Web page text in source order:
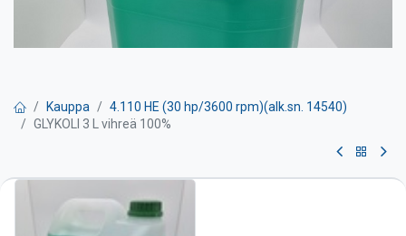
Kauppa
4.110 HE (30 hp/3600 rpm)(alk.sn. 14540)
GLYKOLI 3 L vihreä 100%
GLYKOLI 3 L vihreä 100%
3 L laimentamaton jäähdytinneste erityisesti vanhempiin bensiini